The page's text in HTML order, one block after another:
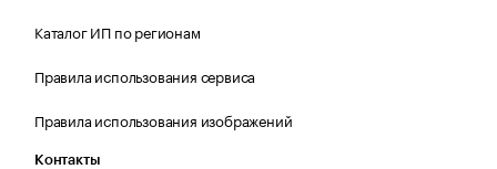
Каталог ИП по регионам
Правила использования сервиса
Правила использования изображений
Контакты